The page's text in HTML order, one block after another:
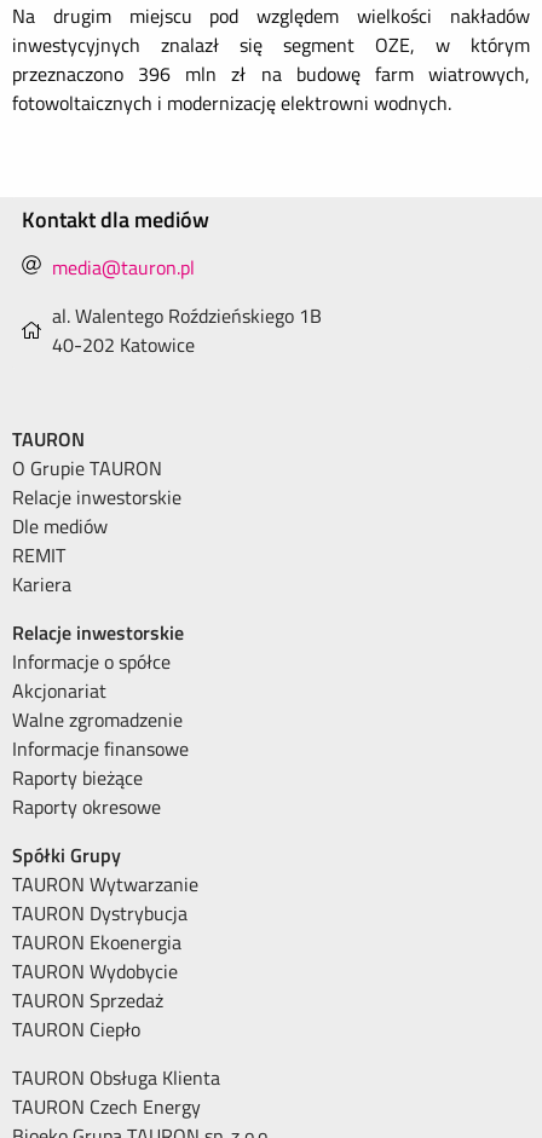
Na drugim miejscu pod względem wielkości nakładów
inwestycyjnych znalazł się segment OZE, w którym
przeznaczono 396 mln zł na budowę farm wiatrowych,
fotowoltaicznych i modernizację elektrowni wodnych.
Kontakt dla mediów
media@tauron.pl
al. Walentego Roździeńskiego 1B
40-202 Katowice
TAURON
O Grupie TAURON
Relacje inwestorskie
Dle mediów
REMIT
Kariera
Relacje inwestorskie
Informacje o spółce
Akcjonariat
Walne zgromadzenie
Informacje finansowe
Raporty bieżące
Raporty okresowe
Spółki Grupy
TAURON Wytwarzanie
TAURON Dystrybucja
TAURON Ekoenergia
TAURON Wydobycie
TAURON Sprzedaż
TAURON Ciepło
TAURON Obsługa Klienta
TAURON Czech Energy